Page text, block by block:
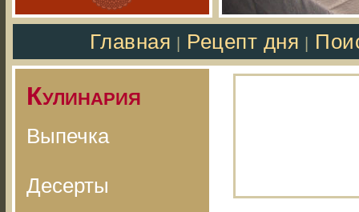
Главная Рецепт дня
Кулинария
Выпечка
Десерты